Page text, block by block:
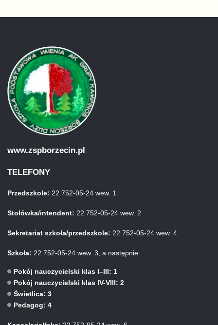
www.zspborzecin.pl
TELEFONY
Przedszkole: 22 752-05-24 wew. 1
Stołówka/intendent: 22 752-05-24 wew. 2
Sekretariat szkoła/przedszkole: 22 752-05-24 wew. 4
Szkoła: 22 752-05-24 wew. 3, a następnie:
Pokój nauczycielski klas I–III: 1
Pokój nauczycielski klas IV-VIII: 2
Świetlica: 3
Pedagog: 4